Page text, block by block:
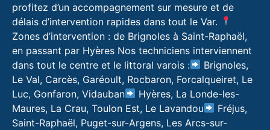
profitez d’un accompagnement sur mesure et de
délais d’intervention rapides dans tout le Var.
Zones d’intervention : de Brignoles à Saint-Raphaël,
en passant par Hyères Nos techniciens interviennent
dans tout le centre et le littoral varois :
Brignoles,
Le Val, Carcès, Garéoult, Rocbaron, Forcalqueiret, Le
Luc, Gonfaron, Vidauban
Hyères, La Londe-les-
Maures, La Crau, Toulon Est, Le Lavandou
Fréjus,
Saint-Raphaël, Puget-sur-Argens, Les Arcs-sur-